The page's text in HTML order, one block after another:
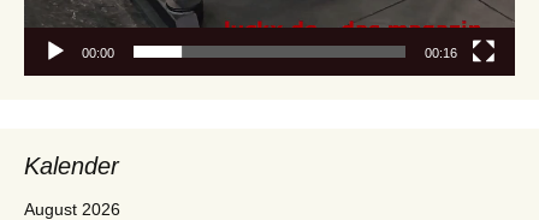
00:00 00:16
Kalender
August 2026